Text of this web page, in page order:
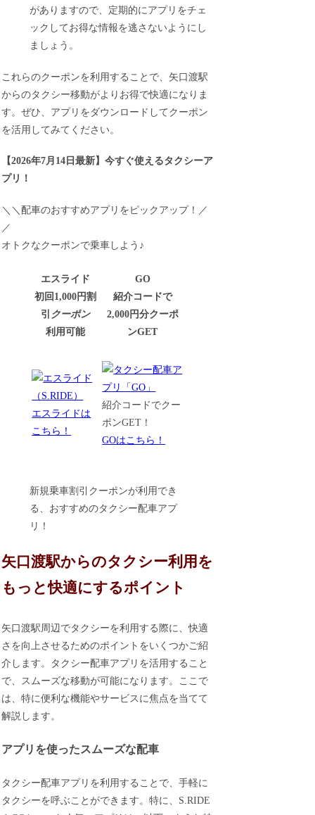
がありますので、定期的にアプリをチェ
ックしてお得な情報を逃さないようにし
ましょう。
これらのクーポンを利用することで、矢口渡駅
からのタクシー移動がよりお得で快適になりま
す。ぜひ、アプリをダウンロードしてクーポン
を活用してみてください。
【2026年7月14日最新】今すぐ使えるタクシーア
プリ！
＼＼配車のおすすめアプリをピックアップ！／
／
オトクなクーポンで乗車しよう♪
エスライド
初回1,000円割
引 クーポン
利用可能
GO
紹介コードで
2,000円分クーポ
ンGET
エスライドは
こちら！
紹介コードでクー
ポンGET！
GOはこちら！
新規乗車割引クーポンが利用でき
る、おすすめのタクシー配車アプ
リ！
矢口渡駅からのタクシー利用を
もっと快適にするポイント
矢口渡駅周辺でタクシーを利用する際に、快適
さを向上させるためのポイントをいくつかご紹
介します。タクシー配車アプリを活用すること
で、スムーズな移動が可能になります。ここで
は、特に便利な機能やサービスに焦点を当てて
解説します。
アプリを使ったスムーズな配車
タクシー配車アプリを利用することで、手軽に
タクシーを呼ぶことができます。特に、S.RIDE